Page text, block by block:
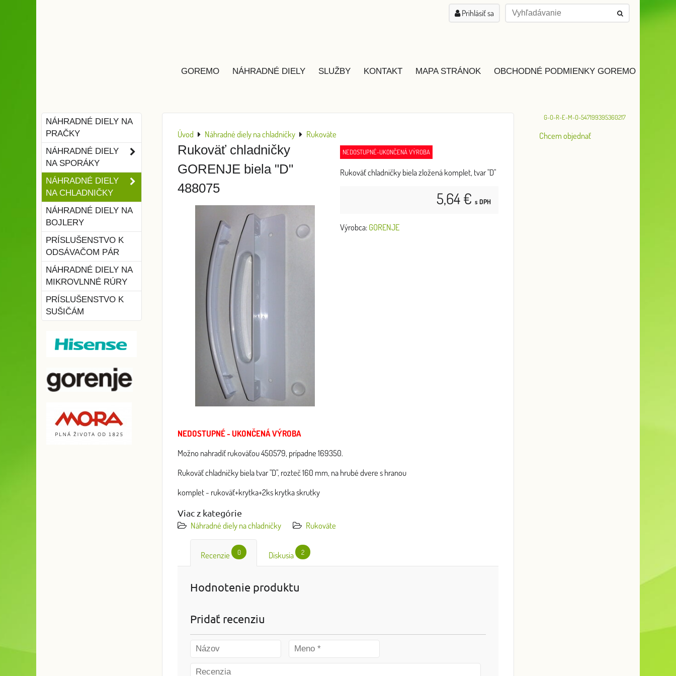
Prihlásiť sa
GOREMO NÁHRADNÉ DIELY SLUŽBY KONTAKT MAPA STRÁNOK OBCHODNÉ PODMIENKY GOREMO
Úvod Náhradné diely na chladničky Rukoväte
Rukoväť chladničky
GORENJE biela "D"
488075
NEDOSTUPNÉ-UKONČENÁ VÝROBA
Rukoväť chladničky biela zložená komplet, tvar "D"
5,64 € s DPH
Výrobca:GORENJE
NEDOSTUPNÉ - UKONČENÁ VÝROBA
Možno nahradiť rukoväťou 450579, prípadne 169350.
Rukoväť chladničky biela tvar "D", rozteč 160 mm, na hrubé dvere s hranou
komplet - rukoväť+krytka+2ks krytka skrutky
Viac z kategórie
Náhradné diely na chladničky
Rukoväte
Recenzie 0 Diskusia 2
Hodnotenie produktu
Pridať recenziu
NÁHRADNÉ DIELY NA
PRAČKY
NÁHRADNÉ DIELY
NA SPORÁKY
NÁHRADNÉ DIELY
NA CHLADNIČKY
NÁHRADNÉ DIELY NA
BOJLERY
PRÍSLUŠENSTVO K
ODSÁVAČOM PÁR
NÁHRADNÉ DIELY NA
MIKROVLNNÉ RÚRY
PRÍSLUŠENSTVO K
SUŠIČÁM
G-O-R-E-M-O-547199395360217
Chcem objednať